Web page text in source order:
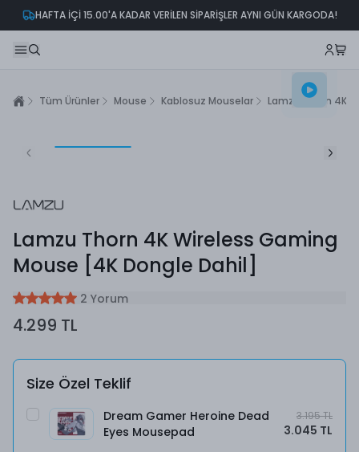
2000₺ VE ÜZERİ ALIŞVERİŞLERİNİZDE KARGO ÜCRETSİZ!
Tüm Ürünler Mouse Kablosuz Mouselar Lamzu Thorn 4K
Lamzu Thorn 4K Wireless Gaming
Mouse [4K Dongle Dahil]
2 Yorum
4.299 TL
Size Özel Teklif
Dream Gamer Heroine Dead
Eyes Mousepad
3.195 TL
3.045 TL